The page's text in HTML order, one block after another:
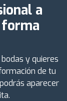
a
y quieres
de tu
aparecer